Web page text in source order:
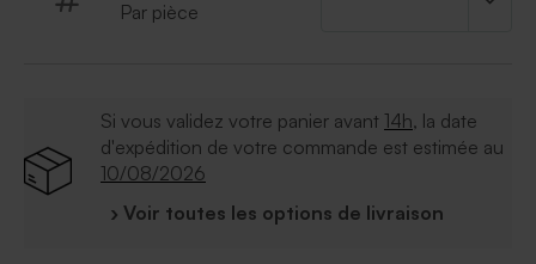
Par pièce
Si vous validez votre panier avant 14h, la date
d'expédition de votre commande est estimée au
10/08/2026
› Voir toutes les options de livraison